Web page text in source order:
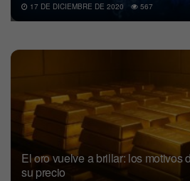
17 DE DICIEMBRE DE 2020 567
El oro vuelve a brillar: los motivos
su precio